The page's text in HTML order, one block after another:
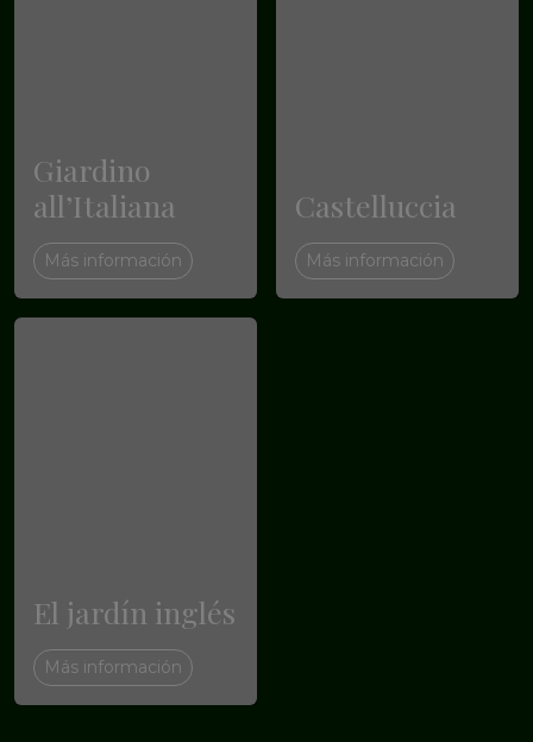
Giardino
all’Italiana
Más información
Castelluccia
Más información
El jardín inglés
Más información